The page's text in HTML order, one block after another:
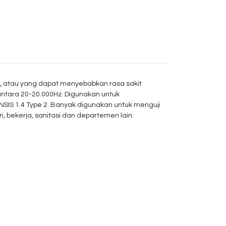
atau yang dapat menyebabkan rasa sakit
20-20.000Hz. Digunakan untuk
1.4 Type 2. Banyak digunakan untuk menguji
bekerja, sanitasi dan departemen lain.